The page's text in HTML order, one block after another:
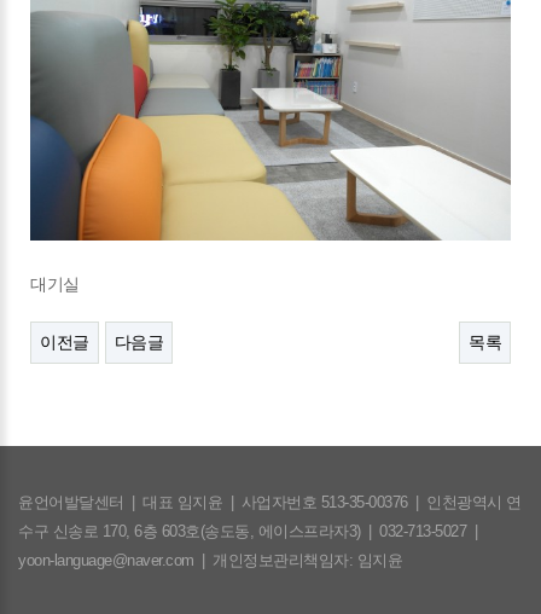
대기실
이전글 다음글 목록
윤언어발달센터 대표 임지윤 사업자번호 513-35-00376
인천광역시 연
수구 신송로 170, 6층 603호(송도동, 에이스프라자3)
032-713-5027
yoon-language@naver.com
개인정보관리책임자: 임지윤